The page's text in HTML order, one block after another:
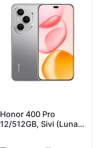
Honor 400 Pro
12/512GB, Sivi (Lunar